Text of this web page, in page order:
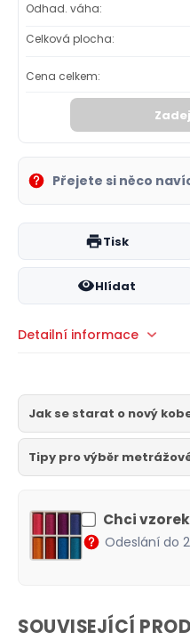
Odhad. váha:
Celková plocha:
Cena celkem:
Přejete si něco
Tisk
Hlídat
Detailní informace
Jak se starat o nový
Tipy pro výběr
Chci
Odeslání do
SOUVISEJÍCÍ